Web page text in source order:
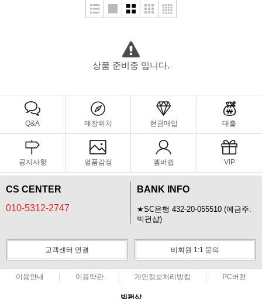
상품 준비중 입니다.
Q&A 매장위치 현금매입 대출
공지사항 명품감정 멤버쉽 VIP
CS CENTER
010-5312-2747
BANK INFO
★SC은행 432-20-055510 (예금주:
빅펀샵)
고객센터 연결 비회원 1:1 문의
이용안내 이용약관 개인정보처리방침 PC버전
빅펀샵